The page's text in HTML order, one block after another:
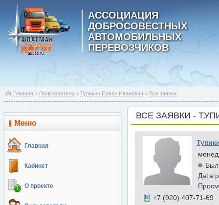
АССОЦИАЦИЯ
ДОБРОСОВЕСТНЫХ
АВТОМОБИЛЬНЫХ
ПЕРЕВОЗЧИКОВ
Главная > Пользователи > Тупикин Павел Иванович > Все заявки
Меню
Главная
Кабинет
О проекте
ВСЕ ЗАЯВКИ -
Был
Дата
+7 (920) 407-71-69